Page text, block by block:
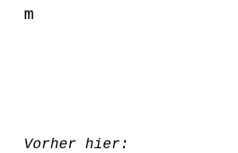
m
Vorher hier: